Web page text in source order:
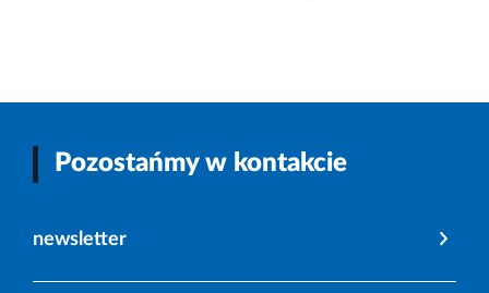
Pozostańmy w kontakcie
newsletter